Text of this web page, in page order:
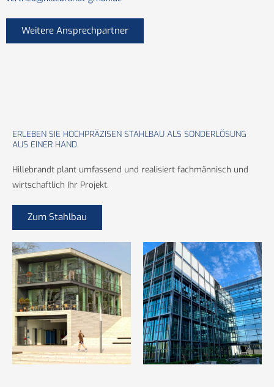
Weitere Ansprechpartner
ERLEBEN SIE HOCHPRÄZISEN STAHLBAU ALS SONDERLÖSUNG
AUS EINER HAND.
Hillebrandt plant umfassend und realisiert fachmännisch und
wirtschaftlich Ihr Projekt.
Zum Stahlbau